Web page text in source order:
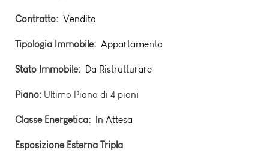
Contratto Vendita
Tipologia Immobile Appartamento
Stato Immobile Da Ristrutturare
Piano: Ultimo Piano di 4 piani
Classe Energetica In Attesa
Esposizione Esterna Tripla